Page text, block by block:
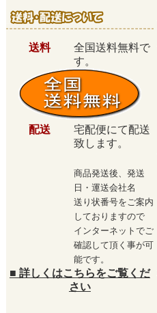
送料
全国送料無料で
す。
配送
宅配便にて配送
致します。
商品発送後、発送
日・運送会社名
送り状番号をご案内
しておりますので
インターネットでご
確認して頂く事が可
能です。
■ 詳しくはこちらをご覧くだ
さい